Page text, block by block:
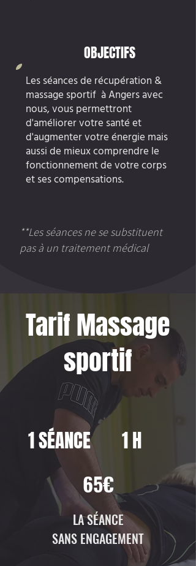
OBJECTIFS
Les séances de récupération &
massage sportif à Angers avec
nous, vous permettront
d'améliorer votre santé et
d'augmenter votre énergie mais
aussi de mieux comprendre le
fonctionnement de votre corps
et ses compensations.
**Les séances ne se substituent
pas à un traitement médical
Tarif Massage
sportif
1 SÉANCE 1 H
65€
LA SÉANCE
SANS ENGAGEMENT